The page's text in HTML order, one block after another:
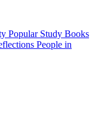
Popular Study Books
People in